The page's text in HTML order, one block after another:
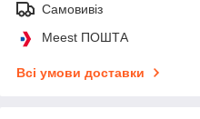
Самовивіз
Meest ПОШТА
Всі умови доставки